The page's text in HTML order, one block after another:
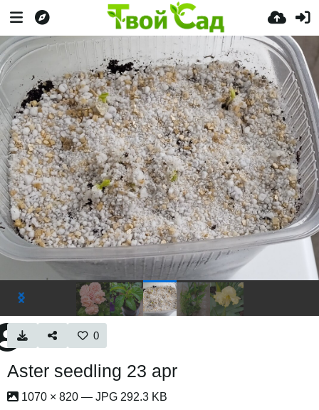
0
Aster seedling 23 apr
1070 × 820 — JPG 292.3 KB